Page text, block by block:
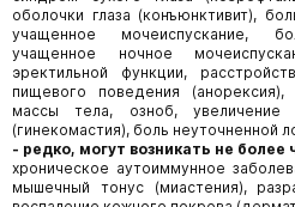
оболочки глаза (конъюнктивит),
учащенное мочеиспускание,
учащенное ночное
эректильной функции,
пищевого поведения (анорексия),
массы тела, озноб,
(гинекомастия), боль неуточненной
- редко, могут возникать не более
хроническое аутоиммунное
мышечный тонус (миастения),